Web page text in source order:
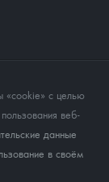
с целью
веб-
данные
в своём